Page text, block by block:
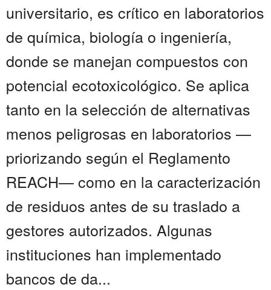
universitario, es crítico en laboratorios
de química, biología o ingeniería,
donde se manejan compuestos con
potencial ecotoxicológico. Se aplica
tanto en la selección de alternativas
menos peligrosas en laboratorios —
priorizando según el Reglamento
REACH— como en la caracterización
de residuos antes de su traslado a
gestores autorizados. Algunas
instituciones han implementado
bancos de da...